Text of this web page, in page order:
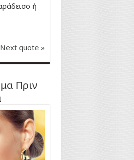
ή
Next quote »
Πριν